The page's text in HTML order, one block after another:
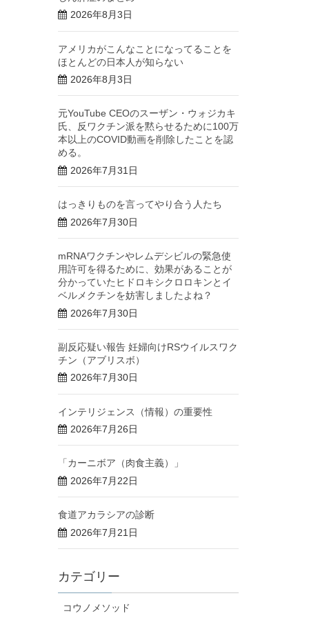
2026年8月3日
アメリカがこんなことになってることを
ほとんどの日本人が知らない
2026年8月3日
元YouTube CEOのスーザン・ウォジカキ
氏、反ワクチン派を黙らせるために100万
本以上のCOVID動画を削除したことを認
める。
2026年7月31日
はっきりものを言ってやり合う人たち
2026年7月30日
mRNAワクチンやレムデシビルの緊急使
用許可を得るために、効果があることが
分かっていたヒドロキシクロロキンとイ
ベルメクチンを妨害しましたよね？
2026年7月30日
副反応疑い報告 妊婦向けRSウイルスワク
チン（アブリスボ）
2026年7月30日
インテリジェンス（情報）の重要性
2026年7月26日
「カーニボア（肉食主義）」
2026年7月22日
食道アカラシアの診断
2026年7月21日
カテゴリー
コウノメソッド